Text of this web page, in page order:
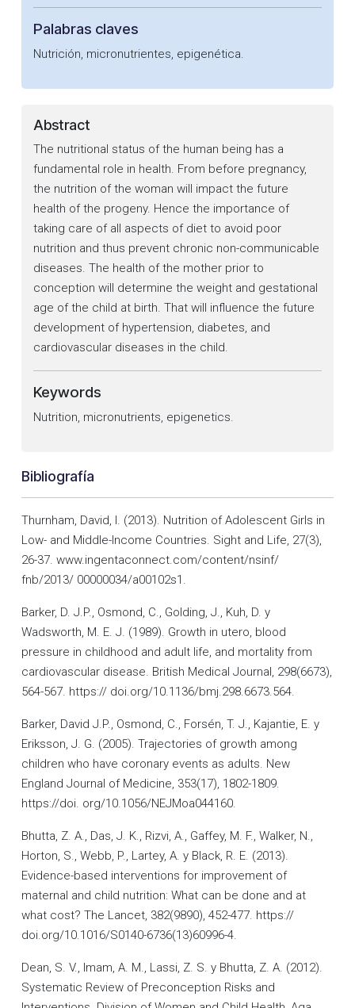
Palabras claves
Nutrición, micronutrientes, epigenética.
Abstract
The nutritional status of the human being has a
fundamental role in health. From before pregnancy,
the nutrition of the woman will impact the future
health of the progeny. Hence the importance of
taking care of all aspects of diet to avoid poor
nutrition and thus prevent chronic non-communicable
diseases. The health of the mother prior to
conception will determine the weight and gestational
age of the child at birth. That will influence the future
development of hypertension, diabetes, and
cardiovascular diseases in the child.
Keywords
Nutrition, micronutrients, epigenetics.
Bibliografía
Thurnham, David, I. (2013). Nutrition of Adolescent Girls in
Low- and Middle-Income Countries. Sight and Life, 27(3),
26-37. www.ingentaconnect.com/content/nsinf/
fnb/2013/ 00000034/a00102s1.
Barker, D. J.P., Osmond, C., Golding, J., Kuh, D. y
Wadsworth, M. E. J. (1989). Growth in utero, blood
pressure in childhood and adult life, and mortality from
cardiovascular disease. British Medical Journal, 298(6673),
564-567. https:// doi.org/10.1136/bmj.298.6673.564.
Barker, David J.P., Osmond, C., Forsén, T. J., Kajantie, E. y
Eriksson, J. G. (2005). Trajectories of growth among
children who have coronary events as adults. New
England Journal of Medicine, 353(17), 1802-1809.
https://doi. org/10.1056/NEJMoa044160.
Bhutta, Z. A., Das, J. K., Rizvi, A., Gaffey, M. F., Walker, N.,
Horton, S., Webb, P., Lartey, A. y Black, R. E. (2013).
Evidence-based interventions for improvement of
maternal and child nutrition: What can be done and at
what cost? The Lancet, 382(9890), 452-477. https://
doi.org/10.1016/S0140-6736(13)60996-4.
Dean, S. V., Imam, A. M., Lassi, Z. S. y Bhutta, Z. A. (2012).
Systematic Review of Preconception Risks and